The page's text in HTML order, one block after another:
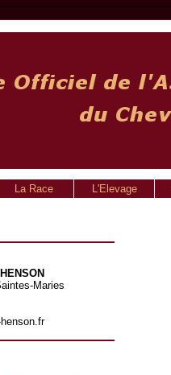
La Race L'Elevage
Maries